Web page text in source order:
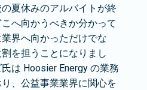
夏休みのアルバイトが終
へ向かうべきか分かって
界へ向かっただけでな
を担うことになりまし
は Hoosier Energy の業務
、公益事業業界に関心を